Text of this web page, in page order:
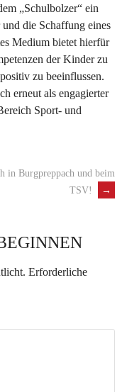
„Schulbolzer“ ein
die Schaffung eines
Medium bietet hierfür
der Kinder zu
zu beeinflussen.
erneut als engagierter
Sport- und
in Burgpreppach und beim
TSV!
→
Erforderliche